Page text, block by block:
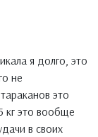
я долго, это
не
это
кг это вообще
в своих